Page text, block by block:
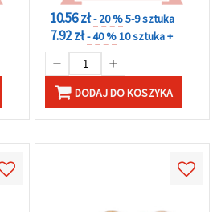
10.56 zł- 20 %5-9 sztuka
7.92 zł- 40 %10 sztuka +
DODAJ DO KOSZYKA